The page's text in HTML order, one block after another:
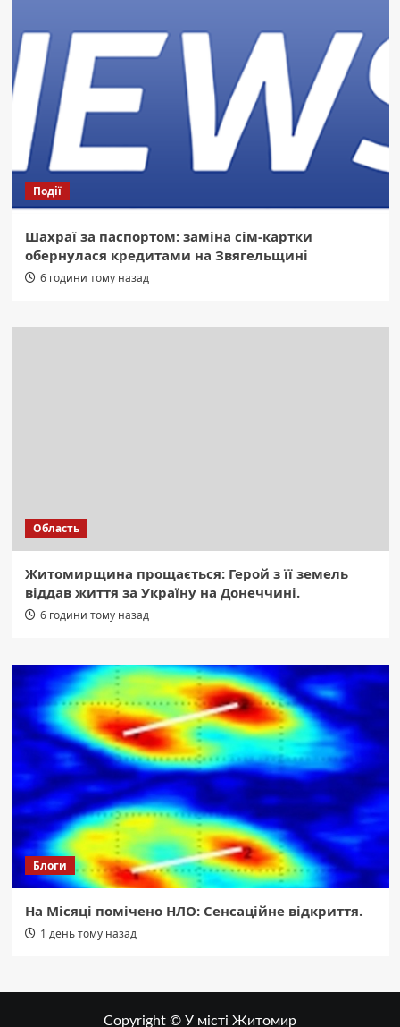
Події
Шахраї за паспортом: заміна сім-картки
обернулася кредитами на Звягельщині
6 години тому назад
Область
Житомирщина прощається: Герой з її земель
віддав життя за Україну на Донеччині.
6 години тому назад
Блоги
На Місяці помічено НЛО: Сенсаційне відкриття.
1 день тому назад
Copyright © У місті Житомир